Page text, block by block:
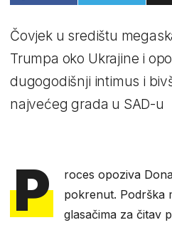
Čovjek u središtu
Trumpa oko Ukrajine i
dugogodišnji intimus i
najvećeg grada u SAD-u
P
roces opoziva
pokrenut. Podrška
glasačima za čitav